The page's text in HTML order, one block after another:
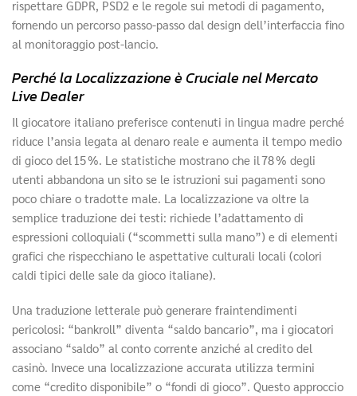
rispettare GDPR, PSD2 e le regole sui metodi di pagamento,
fornendo un percorso passo‑passo dal design dell’interfaccia fino
al monitoraggio post‑lancio.
Perché la Localizzazione è Cruciale nel Mercato
Live Dealer
Il giocatore italiano preferisce contenuti in lingua madre perché
riduce l’ansia legata al denaro reale e aumenta il tempo medio
di gioco del 15 %. Le statistiche mostrano che il 78 % degli
utenti abbandona un sito se le istruzioni sui pagamenti sono
poco chiare o tradotte male. La localizzazione va oltre la
semplice traduzione dei testi: richiede l’adattamento di
espressioni colloquiali (“scommetti sulla mano”) e di elementi
grafici che rispecchiano le aspettative culturali locali (colori
caldi tipici delle sale da gioco italiane).
Una traduzione letterale può generare fraintendimenti
pericolosi: “bankroll” diventa “saldo bancario”, ma i giocatori
associano “saldo” al conto corrente anziché al credito del
casinò. Invece una localizzazione accurata utilizza termini
come “credito disponibile” o “fondi di gioco”. Questo approccio